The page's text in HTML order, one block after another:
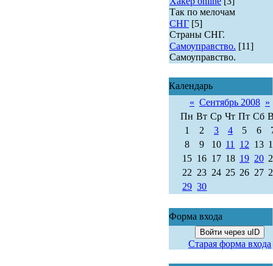
Так по мелочам
СНГ [5]
Страны СНГ.
Самоуправство. [11]
Самоуправство.
Календарь
« Сентябрь 2008 »
Пн Вт Ср Чт Пт Сб
1
2 3 4 5 6
8
9 10 11 12 13
15 16 17 18 19 20
22 23 24 25 26 27
29 30
Форма входа
Войти через uID
Старая форма входа